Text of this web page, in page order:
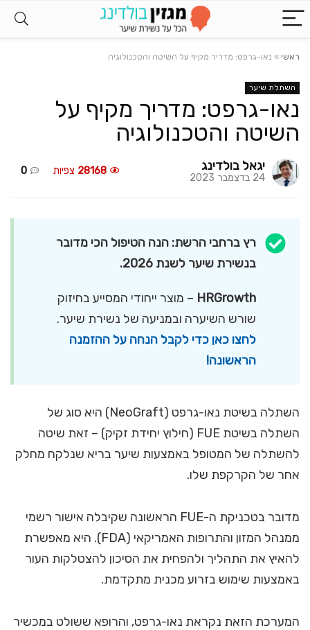
ראשי » נאו-גרפט: מדריך מקיף על השיטה והטכנולוגיה
השתלת שיער
נאו-גרפט: מדריך מקיף על
השיטה והטכנולוגיה
יגאל בולדינג
24 בדצמבר 2023
28168 צפיות 0
רץ ברחבי הרשת: הנה הטיפול הכי מדובר
בנשירת שיער לשנת 2026.
HRGrowth – מוצר ייחודי המסייע בחיזוק
שורש השיערה ובמניעה של נשירת שיער.
לחצו כאן כדי לקבל הנחה על ההזמנה
הראשונה!
השתלה בשיטת נאו-גרפט (NeoGraft) היא סוג של
השתלה בשיטת FUE (חילוץ יחידת זקיק) – זאת שיטה
להשתלה של המטופל באמצעות שיער בריא שנלקח מחלק
אחר של הקרקפת שלו.
מדובר בטכניקת ה-FUE הראשונה שקיבלה אישור רשמי
ממנהל המזון והתרופות האמריקאי (FDA). היא מאפשרת
להאיץ את התהליך ולהפחית את הסיכון להצטלקות העור
באמצעות שימוש בזרוע מכנית מתקדמת.
המערכת הזאת נקראת נאו-גרפט, והרופא ששולט במכשיר